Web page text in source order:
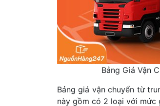
Bảng Giá Vận
Bảng giá vận chuyển từ
này gồm có 2 loại với mức